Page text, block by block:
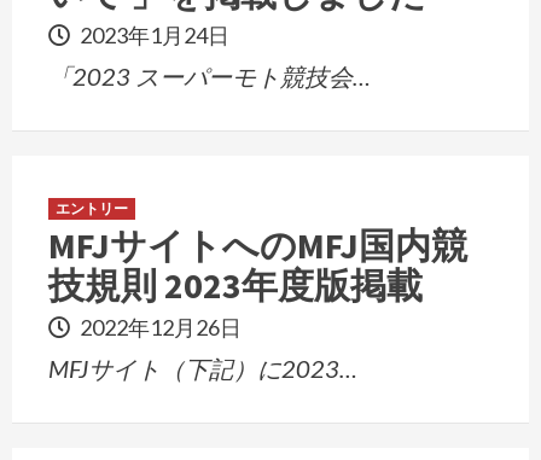
2023年1月24日
「2023 スーパーモト競技会…
エントリー
MFJサイトへのMFJ国内競
技規則 2023年度版掲載
2022年12月26日
MFJサイト（下記）に2023…